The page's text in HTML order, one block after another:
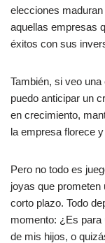
elecciones
aquellas empresas
éxitos con sus
También, si veo
puedo anticipar un
en crecimiento,
la empresa florece
Pero no todo es
joyas que prometen
corto plazo. Todo
momento: ¿Es para
de mis hijos, o